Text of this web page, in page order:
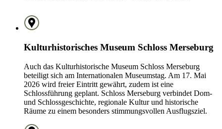
Kulturhistorisches Museum Schloss Merseburg
Auch das Kulturhistorische Museum Schloss Merseburg
beteiligt sich am Internationalen Museumstag. Am 17. Mai
2026 wird freier Eintritt gewährt, zudem ist eine
Schlossführung geplant. Schloss Merseburg verbindet Dom-
und Schlossgeschichte, regionale Kultur und historische
Räume zu einem besonders stimmungsvollen Ausflugsziel.